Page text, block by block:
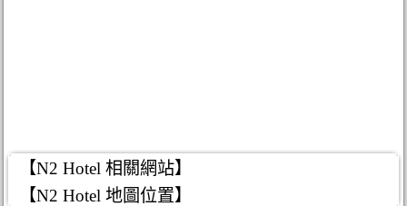
【N2 Hotel 相關網站】
【N2 Hotel 地圖位置】